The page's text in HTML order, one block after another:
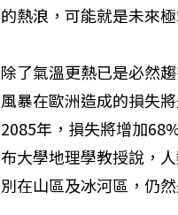
的熱浪，可能就是未來
除了氣溫更熱已是必然
風暴在歐洲造成的損失
2085年，損失將增加
布大學地理學教授說，
別在山區及冰河區，仍